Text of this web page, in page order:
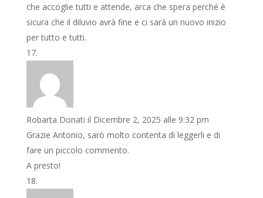
che accoglie tutti e attende, arca che spera perché è
sicura che il diluvio avrà fine e ci sarà un nuovo inizio
per tutto e tutti.
Robarta Donati il Dicembre 2, 2025 alle 9:32 pm
Grazie Antonio, sarò molto contenta di leggerli e di
fare un piccolo commento.
A presto!